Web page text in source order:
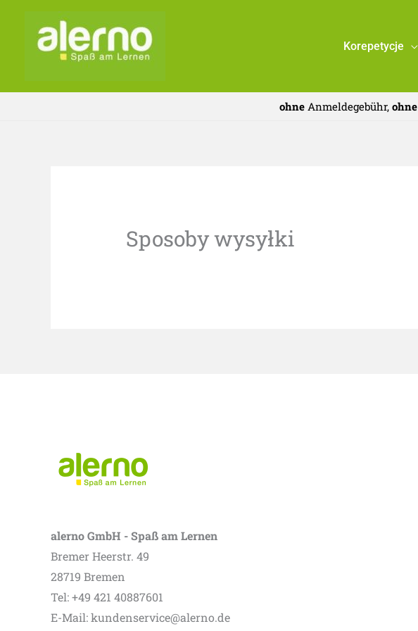
Korepetycje
ohne Anmeldegebühr, ohne
Sposoby wysyłki
alerno GmbH - Spaß am Lernen
Bremer Heerstr. 49
28719 Bremen
Tel: +49 421 40887601
E-Mail: kundenservice@alerno.de